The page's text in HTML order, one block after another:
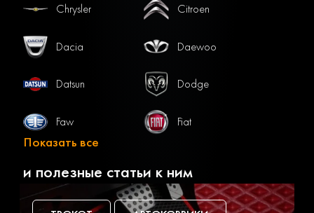
Chrysler Citroen
Dacia Daewoo
Datsun Dodge
Faw Fiat
Geely Genesis
Показать все
и полезные статьи к ним